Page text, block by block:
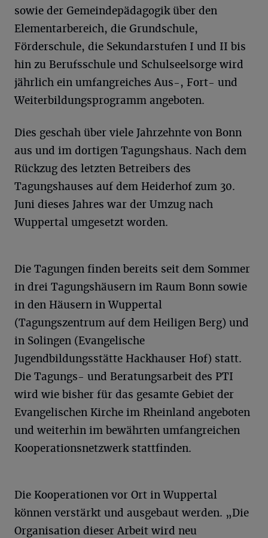
sowie der Gemeindepädagogik über den
Elementarbereich, die Grundschule,
Förderschule, die Sekundarstufen I und II bis
hin zu Berufsschule und Schulseelsorge wird
jährlich ein umfangreiches Aus-, Fort- und
Weiterbildungsprogramm angeboten.
Dies geschah über viele Jahrzehnte von Bonn
aus und im dortigen Tagungshaus. Nach dem
Rückzug des letzten Betreibers des
Tagungshauses auf dem Heiderhof zum 30.
Juni dieses Jahres war der Umzug nach
Wuppertal umgesetzt worden.
Die Tagungen finden bereits seit dem Sommer
in drei Tagungshäusern im Raum Bonn sowie
in den Häusern in Wuppertal
(Tagungszentrum auf dem Heiligen Berg) und
in Solingen (Evangelische
Jugendbildungsstätte Hackhauser Hof) statt.
Die Tagungs- und Beratungsarbeit des PTI
wird wie bisher für das gesamte Gebiet der
Evangelischen Kirche im Rheinland angeboten
und weiterhin im bewährten umfangreichen
Kooperationsnetzwerk stattfinden.
Die Kooperationen vor Ort in Wuppertal
können verstärkt und ausgebaut werden. „Die
Organisation dieser Arbeit wird neu